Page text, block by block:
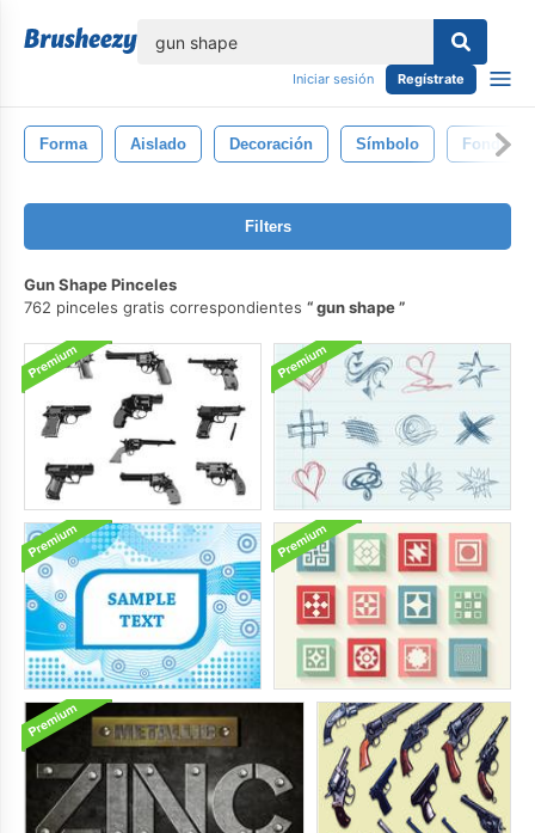
Iniciar sesión Regístrate
Forma Aislado Decoración Símbolo Fondo
Filters
Gun Shape Pinceles
762 pinceles gratis correspondientes
gun shape